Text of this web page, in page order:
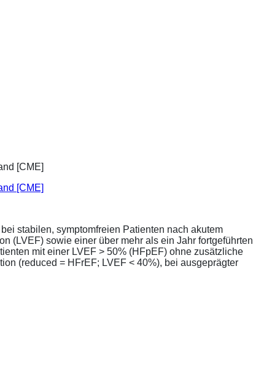
[CME]
stabilen, symptomfreien Patienten nach akutem
(LVEF) sowie einer über mehr als ein Jahr fortgeführten
mit einer LVEF > 50% (HFpEF) ohne zusätzliche
(reduced = HFrEF; LVEF < 40%), bei ausgeprägter